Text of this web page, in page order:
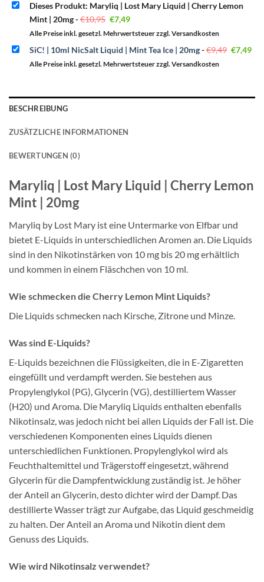
Dieses Produkt: Maryliq | Lost Mary Liquid | Cherry Lemon
Mint | 20mg-€10,95 Ursprünglicher
Preis
war:
€7,49Aktueller
ist:
Alle Preise inkl. gesetzl. Mehrwertsteuer zzgl. Versandkosten
SiC! | 10ml NicSalt Liquid | Mint Tea Ice | 20mg-€9,49 Preis
€7,49
Alle Preise inkl. gesetzl. Mehrwertsteuer zzgl. Versandkosten
BESCHREIBUNG
ZUSÄTZLICHE INFORMATIONEN
BEWERTUNGEN (0)
Maryliq | Lost Mary Liquid | Cherry Lemon
Mint | 20mg
Maryliq by Lost Mary ist eine Untermarke von Elfbar und
bietet E-Liquids in unterschiedlichen Aromen an. Die Liquids
sind in den Nikotinstärken von 10 mg bis 20 mg erhältlich
und kommen in einem Fläschchen von 10 ml.
Wie schmecken die Cherry Lemon Mint Liquids?
Die Liquids schmecken nach Kirsche, Zitrone und Minze.
Was sind E-Liquids?
E-Liquids bezeichnen die Flüssigkeiten, die in E-Zigaretten
eingefüllt und verdampft werden. Sie bestehen aus
Propylenglykol (PG), Glycerin (VG), destilliertem Wasser
(H20) und Aroma. Die Maryliq Liquids enthalten ebenfalls
Nikotinsalz, was jedoch nicht bei allen Liquids der Fall ist. Die
verschiedenen Komponenten eines Liquids dienen
unterschiedlichen Funktionen. Propylenglykol wird als
Feuchthaltemittel und Trägerstoff eingesetzt, während
Glycerin für die Dampfentwicklung zuständig ist. Je höher
der Anteil an Glycerin, desto dichter wird der Dampf. Das
destillierte Wasser trägt zur Aufgabe, das Liquid geschmeidig
zu halten. Der Anteil an Aroma und Nikotin dient dem
Genuss des Liquids.
Wie wird Nikotinsalz verwendet?